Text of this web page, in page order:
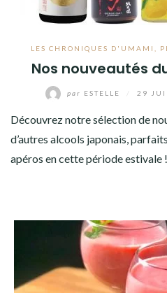
LES CHRONIQUES D'UMAMI
Nos nouveautés
par ESTELLE 29
Découvrez notre sélection de
d’autres alcools japonais,
apéros en cette période estivale !